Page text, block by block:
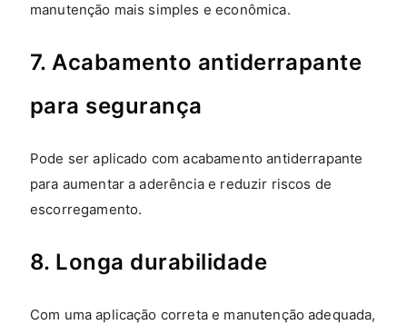
manutenção mais simples e econômica.
7. Acabamento antiderrapante
para segurança
Pode ser aplicado com acabamento antiderrapante
para aumentar a aderência e reduzir riscos de
escorregamento.
8. Longa durabilidade
Com uma aplicação correta e manutenção adequada,